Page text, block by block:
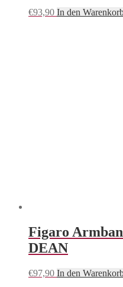
€93,90 In den
Figaro
DEAN
€97,90 In den